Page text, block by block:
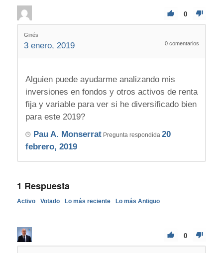
0
Ginés
3 enero, 2019 0 comentarios
Alguien puede ayudarme analizando mis
inversiones en fondos y otros activos de renta
fija y variable para ver si he diversificado bien
para este 2019?
Pau A. MonserratPregunta respondida 20
febrero, 2019
1 Respuesta
Activo Votado Lo más reciente Lo más Antiguo
0